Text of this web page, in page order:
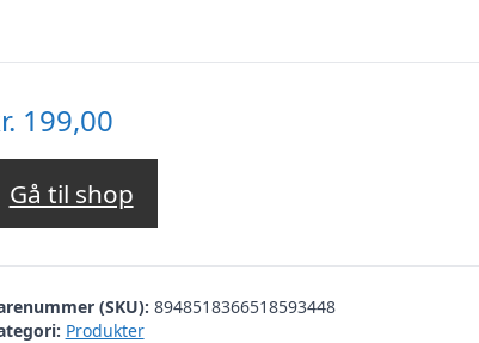
199,00
Gå til shop
(SKU): 8948518366518593448
Produkter